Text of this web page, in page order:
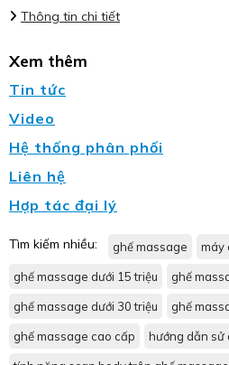
Thông tin chi tiết
Xem thêm
Tin tức
Video
Hệ thống phân phối
Liên hệ
Hợp tác đại lý
Tìm kiếm nhiều: ghế massage máy
ghế massage dưới 15 triệu ghế
ghế massage dưới 30 triệu ghế
ghế massage cao cấp hướng dẫn sử